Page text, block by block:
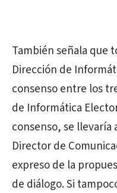
También señala que
Dirección de
consenso entre los
de Informática
consenso, se llevaría
Director de
expreso de la
de diálogo. Si